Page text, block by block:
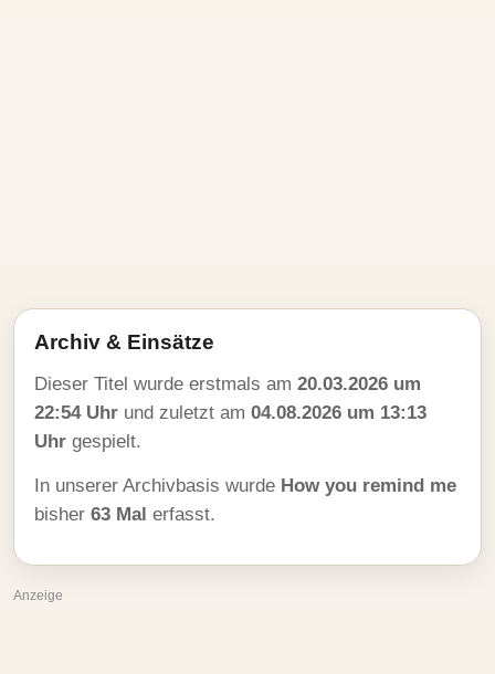
Archiv & Einsätze
Dieser Titel wurde erstmals am 20.03.2026 um
22:54 Uhr und zuletzt am 04.08.2026 um 13:13
Uhr gespielt.
In unserer Archivbasis wurde How you remind me
bisher 63 Mal erfasst.
Anzeige